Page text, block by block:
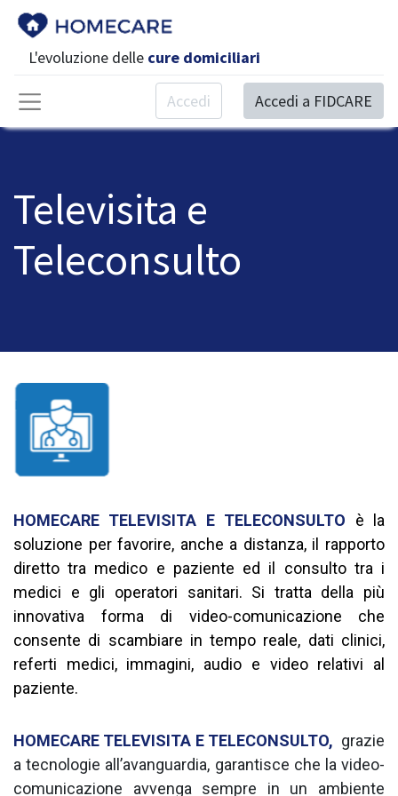
L'evoluzione delle cure domiciliari
Accedi Accedi a FIDCARE
Televisita e
Teleconsulto
HOMECARE TELEVISITA E TELECONSULTO
è la
soluzione per favorire, anche a distanza, il rapporto
diretto tra medico e paziente ed il consulto tra i
medici e gli operatori sanitari. Si tratta della più
innovativa forma di video-comunicazione che
consente di scambiare in tempo reale, dati clinici,
referti medici, immagini, audio e video relativi al
paziente.
HOMECARE TELEVISITA E TELECONSULTO, grazie
a tecnologie all’avanguardia, garantisce che la video-
comunicazione avvenga sempre in un ambiente